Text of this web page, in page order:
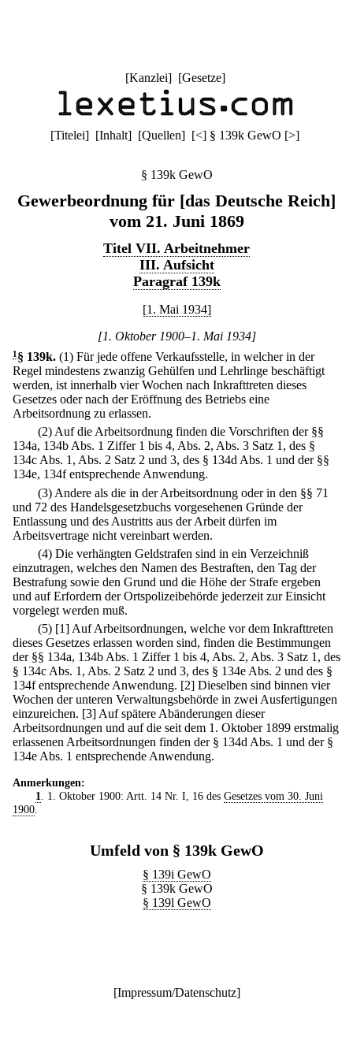
[Kanzlei] [Gesetze]
[Titelei] [Inhalt] [Quellen] [<] § 139k GewO [>]
§ 139k GewO
Gewerbeordnung für [das Deutsche Reich]
vom 21. Juni 1869
Titel VII. Arbeitnehmer
III. Aufsicht
Paragraf 139k
[1. Mai 1934]
[1. Oktober 1900–1. Mai 1934]
1 § 139k. (1) Für jede offene Verkaufsstelle, in welcher in der
Regel mindestens zwanzig Gehülfen und Lehrlinge beschäftigt
werden, ist innerhalb vier Wochen nach Inkrafttreten dieses
Gesetzes oder nach der Eröffnung des Betriebs eine
Arbeitsordnung zu erlassen.
(2) Auf die Arbeitsordnung finden die Vorschriften der §§
134a, 134b Abs. 1 Ziffer 1 bis 4, Abs. 2, Abs. 3 Satz 1, des §
134c Abs. 1, Abs. 2 Satz 2 und 3, des § 134d Abs. 1 und der §§
134e, 134f entsprechende Anwendung.
(3) Andere als die in der Arbeitsordnung oder in den §§ 71
und 72 des Handelsgesetzbuchs vorgesehenen Gründe der
Entlassung und des Austritts aus der Arbeit dürfen im
Arbeitsvertrage nicht vereinbart werden.
(4) Die verhängten Geldstrafen sind in ein Verzeichniß
einzutragen, welches den Namen des Bestraften, den Tag der
Bestrafung sowie den Grund und die Höhe der Strafe ergeben
und auf Erfordern der Ortspolizeibehörde jederzeit zur Einsicht
vorgelegt werden muß.
(5) [1] Auf Arbeitsordnungen, welche vor dem Inkrafttreten
dieses Gesetzes erlassen worden sind, finden die Bestimmungen
der §§ 134a, 134b Abs. 1 Ziffer 1 bis 4, Abs. 2, Abs. 3 Satz 1, des
§ 134c Abs. 1, Abs. 2 Satz 2 und 3, des § 134e Abs. 2 und des §
134f entsprechende Anwendung. [2] Dieselben sind binnen vier
Wochen der unteren Verwaltungsbehörde in zwei Ausfertigungen
einzureichen. [3] Auf spätere Abänderungen dieser
Arbeitsordnungen und auf die seit dem 1. Oktober 1899 erstmalig
erlassenen Arbeitsordnungen finden der § 134d Abs. 1 und der §
134e Abs. 1 entsprechende Anwendung.
Anmerkungen:
1
. 1. Oktober 1900: Artt. 14 Nr. I, 16 des Gesetzes vom 30. Juni
1900
Umfeld von § 139k GewO
§ 139i GewO
§ 139k GewO
§ 139l GewO
[Impressum/Datenschutz]